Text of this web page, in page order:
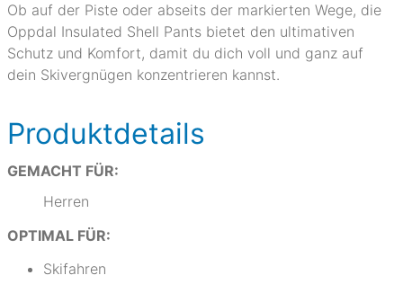
Ob auf der Piste oder abseits der markierten Wege, die
Oppdal Insulated Shell Pants bietet den ultimativen
Schutz und Komfort, damit du dich voll und ganz auf
dein Skivergnügen konzentrieren kannst.
Produktdetails
GEMACHT FÜR:
Herren
OPTIMAL FÜR:
Skifahren